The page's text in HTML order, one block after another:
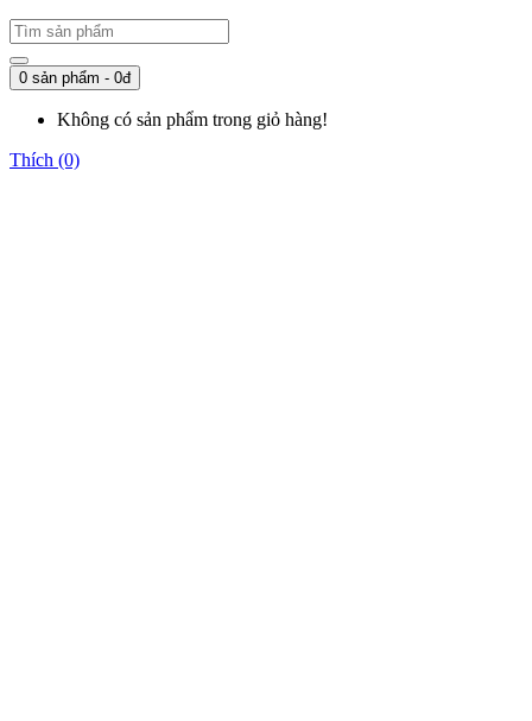
0 sản phẩm - 0đ
Không có sản phẩm trong giỏ hàng!
Thích (0)